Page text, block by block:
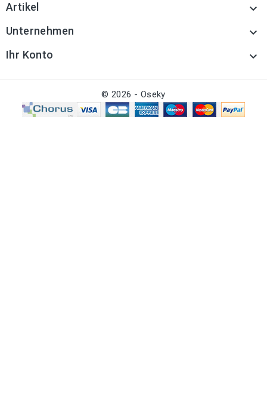
Artikel 
Unternehmen 
Ihr Konto 
© 2026 - Oseky